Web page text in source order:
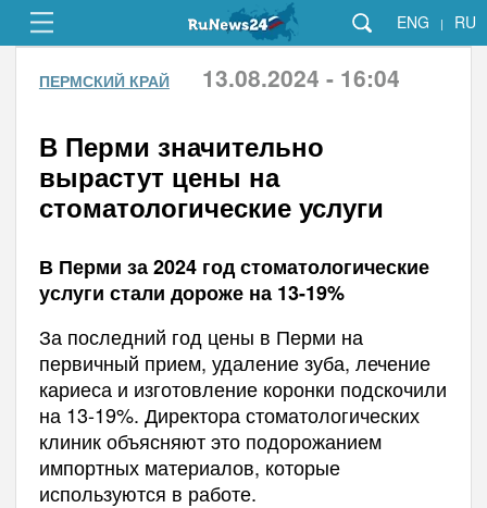
ENG | RU
ПЕРМСКИЙ КРАЙ 13.08.2024 - 16:04
В Перми значительно
вырастут цены на
стоматологические услуги
В Перми за 2024 год стоматологические
услуги стали дороже на 13-19%
За последний год цены в Перми на
первичный прием, удаление зуба, лечение
кариеса и изготовление коронки подскочили
на 13-19%. Директора стоматологических
клиник объясняют это подорожанием
импортных материалов, которые
используются в работе.